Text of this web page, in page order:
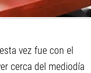
vez fue con el
cerca del mediodía